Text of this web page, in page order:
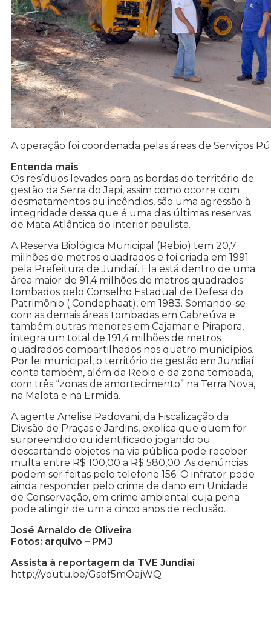
A operação foi coordenada pelas áreas de Serviços
Entenda mais
Os resíduos levados para as bordas do território de
gestão da Serra do Japi, assim como ocorre com
desmatamentos ou incêndios, são uma agressão à
integridade dessa que é uma das últimas reservas
de Mata Atlântica do interior paulista.
A Reserva Biológica Municipal (Rebio) tem 20,7
milhões de metros quadrados e foi criada em 1991
pela Prefeitura de Jundiaí. Ela está dentro de uma
área maior de 91,4 milhões de metros quadrados
tombados pelo Conselho Estadual de Defesa do
Patrimônio ( Condephaat), em 1983. Somando-se
com as demais áreas tombadas em Cabreúva e
também outras menores em Cajamar e Pirapora,
integra um total de 191,4 milhões de metros
quadrados compartilhados nos quatro municípios.
Por lei municipal, o território de gestão em Jundiaí
conta também, além da Rebio e da zona tombada,
com três “zonas de amortecimento” na Terra Nova,
na Malota e na Ermida.
A agente Anelise Padovani, da Fiscalização da
Divisão de Praças e Jardins, explica que quem for
surpreendido ou identificado jogando ou
descartando objetos na via pública pode receber
multa entre R$ 100,00 a R$ 580,00. As denúncias
podem ser feitas pelo telefone 156. O infrator pode
ainda responder pelo crime de dano em Unidade
de Conservação, em crime ambiental cuja pena
pode atingir de um a cinco anos de reclusão.
José Arnaldo de Oliveira
Fotos: arquivo – PMJ
Assista à reportagem da TVE Jundiaí
http://youtu.be/Gsbf5mOajWQ